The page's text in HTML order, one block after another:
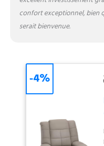
confort exceptionnel, bien
serait bienvenue.
-4%